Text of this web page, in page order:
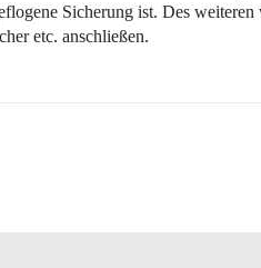
Sicherung ist. Des
etc. anschließen.